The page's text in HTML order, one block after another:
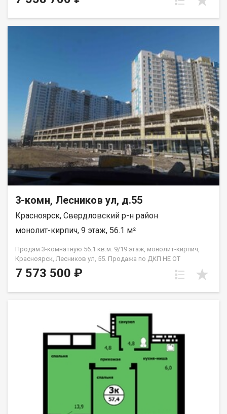
3-комн, Лесников ул, д.55
Красноярск, Свердловский р-н район
монолит-кирпич, 9 этаж, 56.1 м²
Продам 3-комнатную 56.1 кв.м. 9/19 этаж, монолит-кирпич,
Красноярск, Лесников ул, 55. Продажа по ДКП НЕ ОТ
ЗАСТРОЙЩИКА
7 573 500 ₽